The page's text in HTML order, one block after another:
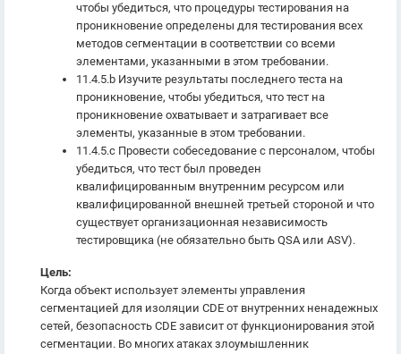
чтобы убедиться, что процедуры тестирования на
проникновение определены для тестирования всех
методов сегментации в соответствии со всеми
элементами, указанными в этом требовании.
11.4.5.b Изучите результаты последнего теста на
проникновение, чтобы убедиться, что тест на
проникновение охватывает и затрагивает все
элементы, указанные в этом требовании.
11.4.5.c Провести собеседование с персоналом, чтобы
убедиться, что тест был проведен
квалифицированным внутренним ресурсом или
квалифицированной внешней третьей стороной и что
существует организационная независимость
тестировщика (не обязательно быть QSA или ASV).
Цель:
Когда объект использует элементы управления
сегментацией для изоляции CDE от внутренних ненадежных
сетей, безопасность CDE зависит от функционирования этой
сегментации. Во многих атаках злоумышленник